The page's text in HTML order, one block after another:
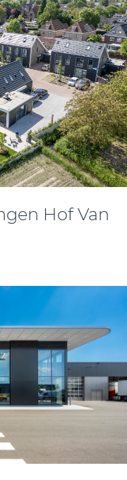
Hof Van